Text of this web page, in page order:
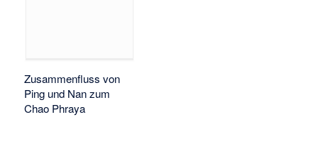
Zusammenfluss von
Ping und Nan zum
Chao Phraya